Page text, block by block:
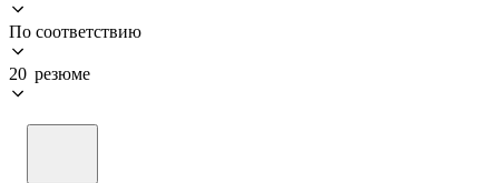
По соответствию
20 резюме